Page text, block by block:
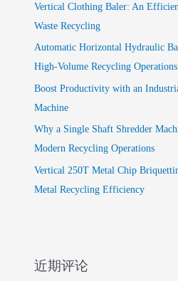
Vertical Clothing Baler: An
Waste Recycling
Automatic Horizontal Hydraulic
High-Volume Recycling Operations
Boost Productivity with an
Machine
Why a Single Shaft Shredder
Modern Recycling Operations
Vertical 250T Metal Chip
Metal Recycling Efficiency
近期评论